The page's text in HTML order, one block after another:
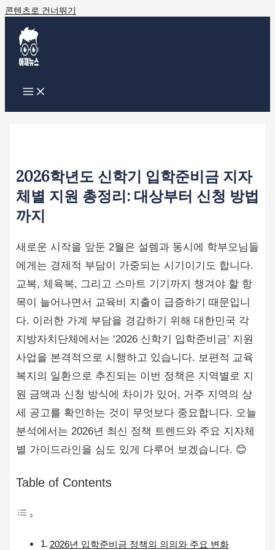
콘텐츠로 건너뛰기
2026학년도 신학기 입학준비금 지자
체별 지원 총정리: 대상부터 신청 방법
까지
새로운 시작을 앞둔 2월은 설렘과 동시에 학부모님들
에게는 경제적 부담이 가중되는 시기이기도 합니다.
교복, 체육복, 그리고 스마트 기기까지 챙겨야 할 항
목이 늘어나면서 교육비 지출이 급증하기 때문입니
다. 이러한 가계 부담을 경감하기 위해 대한민국 각
지방자치단체에서는 ‘2026 신학기 입학준비금’ 지원
사업을 본격적으로 시행하고 있습니다. 보편적 교육
복지의 일환으로 추진되는 이번 정책은 지역별로 지
원 금액과 신청 방식에 차이가 있어, 거주 지역의 상
세 공고를 확인하는 것이 무엇보다 중요합니다. 오늘
분석에서는 2026년 최신 정책 트렌드와 주요 지자체
별 가이드라인을 심도 있게 다루어 보겠습니다. 😊
Table of Contents
2026년 입학준비금 정책의 의의와 주요 변화